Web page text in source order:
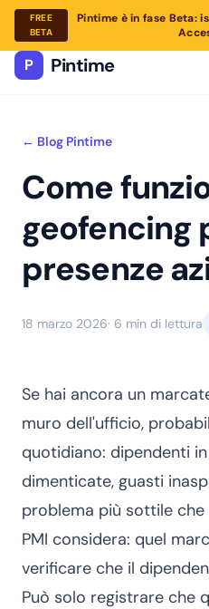
FREE
BETA
Pintime è in fase Beta:
P Pintime
← Blog Pintime
Come
geofencing
presenze
18 marzo 2026· 6 min di lettura
Se hai ancora un
muro dell'ufficio,
quotidiano: dipendenti
dimenticate, guasti
problema più sottile
PMI considera: quel
verificare che il
Può solo registrare che